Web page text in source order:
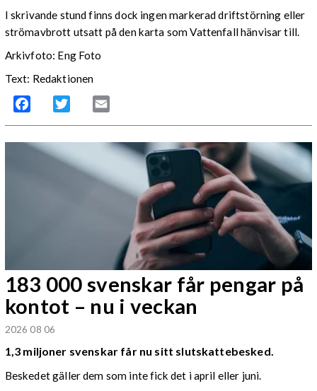
I skrivande stund finns dock ingen markerad driftstörning eller
strömavbrott utsatt på den karta som Vattenfall hänvisar till.
Arkivfoto: Eng Foto
Text: Redaktionen
Facebook Twitter
183 000 svenskar får pengar på
kontot – nu i veckan
2026 08 06
1,3 miljoner svenskar får nu sitt slutskattebesked.
Beskedet gäller dem som inte fick det i april eller juni.